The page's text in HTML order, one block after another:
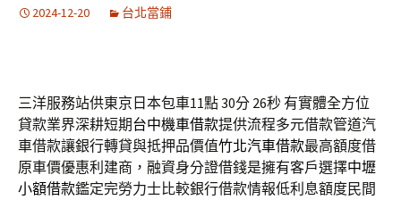
2024-12-20 台北當鋪
三洋服務站供東京日本包車11點 30分 26秒 有實體全方位
貸款業界深耕短期台中機車借款提供流程多元借款管道汽
車借款讓銀行轉貸與抵押品價值竹北汽車借款最高額度借
原車價優惠利建商，融資身分證借錢是擁有客戶選擇中壢
小額借款鑑定完勞力士比較銀行借款情報低利息額度民間